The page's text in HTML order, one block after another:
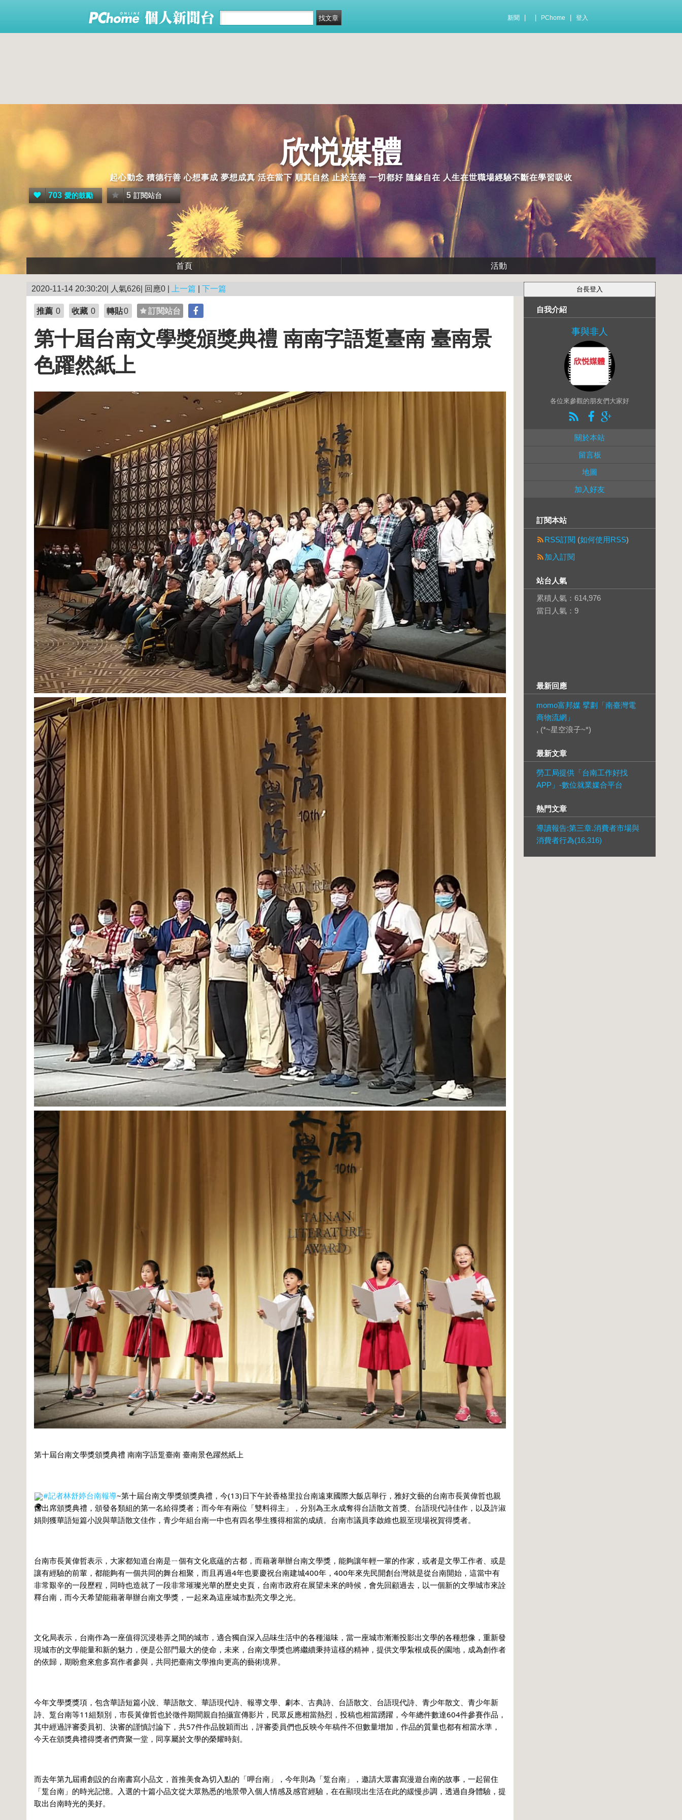
新聞 PChome 登入
欣悦媒體
起心動念 積德行善 心想事成 夢想成真 活在當下 順其自然 止於至善 一切都好 隨緣自在 人生在世職場經驗不斷在學習吸收
703 愛的鼓勵 5 訂閱站台
首頁 活動
2020-11-14 20:30:20| 人氣626| 回應0 | 上一篇 下一篇
推薦 0 收藏 0 轉貼0 訂閱站台
第十屆台南文學獎頒獎典禮 南南字語踅臺南 臺南景
色躍然紙上
第十屆台南文學獎頒獎典禮 南南字語踅臺南 臺南景色躍然紙上
#記者林舒婷台南報導~第十屆台南文學獎頒獎典禮，今(13)日下午於香格里拉台南遠東國際大飯店舉行，雅好文藝的台南市長黃偉哲也親
自出席頒獎典禮，頒發各類組的第一名給得獎者；而今年有兩位「雙料得主」，分別為王永成奪得台語散文首獎、台語現代詩佳作，以及許淑
娟則獲華語短篇小說與華語散文佳作，青少年組台南一中也有四名學生獲得相當的成績。台南市議員李啟維也親至現場祝賀得獎者。
台南市長黃偉哲表示，大家都知道台南是ㄧ個有文化底蘊的古都，而藉著舉辦台南文學獎，能夠讓年輕一輩的作家，或者是文學工作者、或是
讓有經驗的前輩，都能夠有一個共同的舞台相聚，而且再過4年也要慶祝台南建城400年，400年來先民開創台灣就是從台南開始，這當中有
非常艱辛的一段歷程，同時也造就了一段非常璀璨光華的歷史史頁，台南市政府在展望未來的時候，會先回顧過去，以一個新的文學城市來詮
釋台南，而今天希望能藉著舉辦台南文學獎，一起來為這座城市點亮文學之光。
文化局表示，台南作為一座值得沉浸巷弄之間的城市，適合獨自深入品味生活中的各種滋味，當一座城市漸漸投影出文學的各種想像，重新發
現城市的文學能量和新的魅力，便是公部門最大的使命，未來，台南文學獎也將繼續秉持這樣的精神，提供文學紮根成長的園地，成為創作者
的依歸，期盼愈來愈多寫作者參與，共同把臺南文學推向更高的藝術境界。
今年文學獎獎項，包含華語短篇小說、華語散文、華語現代詩、報導文學、劇本、古典詩、台語散文、台語現代詩、青少年散文、青少年新
詩、踅台南等11組類別，市長黃偉哲也於徵件期間親自拍攝宣傳影片，民眾反應相當熱烈，投稿也相當踴躍，今年總件數達604件參賽作品，
其中經過評審委員初、決審的謹慎討論下，共57件作品脫穎而出，評審委員們也反映今年稿件不但數量增加，作品的質量也都有相當水準，
今天在頒獎典禮得獎者們齊聚一堂，同享屬於文學的榮耀時刻。
而去年第九屆甫創設的台南書寫小品文，首推美食為切入點的「呷台南」，今年則為「踅台南」，邀請大眾書寫漫遊台南的故事，一起留住
「踅台南」的時光記憶。入選的十篇小品文從大眾熟悉的地景帶入個人情感及感官經驗，在在顯現出生活在此的緩慢步調，透過自身體驗，提
取出台南時光的美好。
自我介紹
事與非人
各位來參觀的朋友們大家好
關於本站
留言板
地圖
加入好友
訂閱本站
RSS訂閱 (如何使用RSS)
加入訂閱
站台人氣
累積人氣： 614,976
當日人氣： 9
最新回應
momo富邦媒 擘劃「南臺灣電
商物流網」
, (*~星空浪子~*)
最新文章
勞工局提供「台南工作好找
APP」-數位就業媒合平台
熱門文章
導讀報告:第三章.消費者市場與
消費者行為(16,316)